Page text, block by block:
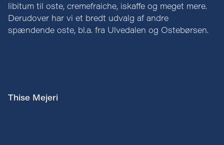
libitum til oste, cremefraiche, iskaffe og meget mere.
Derudover har vi et bredt udvalg af andre
spændende oste, bl.a. fra Ulvedalen og Ostebørsen.
Thise Mejeri